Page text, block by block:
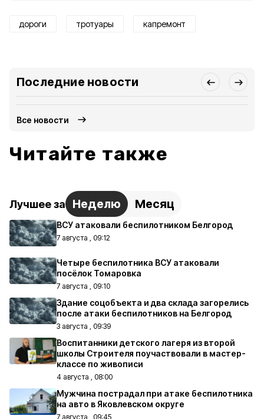
дороги тротуары капремонт
Последние новости
Все новости
Читайте также
Лучшее за Неделю Месяц
ВСУ атаковали беспилотником Белгород
7 августа , 09:12
Четыре беспилотника ВСУ атаковали
посёлок Томаровка
7 августа , 09:10
Здание соцобъекта и два склада загорелись
после атаки беспилотников на Белгород
3 августа , 09:39
Воспитанники детского лагеря из второй
школы Строителя поучаствовали в мастер-
классе по живописи
4 августа , 08:00
Мужчина пострадал при атаке беспилотника
на авто в Яковлевском округе
7 августа , 09:45